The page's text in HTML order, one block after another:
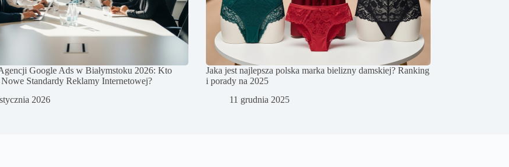
Google Ads w Białymstoku 2026: Kto
Standardy Reklamy Internetowej?
2026
Jaka jest najlepsza polska marka bielizny damskiej? Ranking
i porady na 2025
11 grudnia 2025